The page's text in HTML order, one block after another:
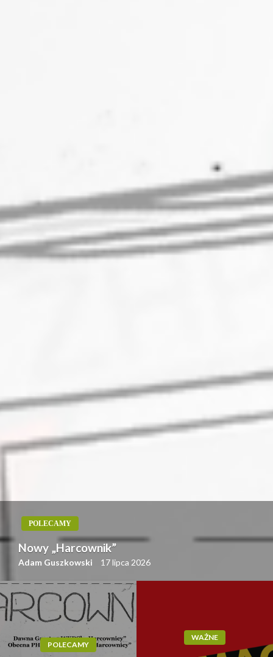
POLECAMY
Nowy „Harcownik”
Adam Guszkowski 17 lipca 2026
POLECAMY
WAŻNE